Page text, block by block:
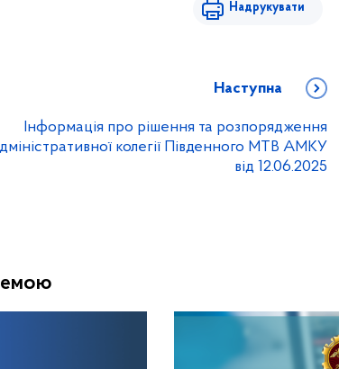
Надрукувати
Наступна
Інформація про рішення та розпорядження
колегії Південного МТВ АМКУ
від 12.06.2025